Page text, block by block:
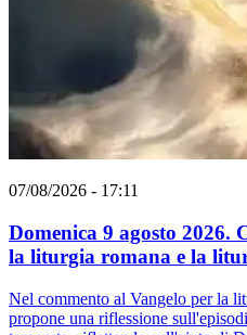
07/08/2026 - 17:11
Domenica 9 agosto 2026.
la liturgia romana e la
Nel commento al Vangelo per la
propone una riflessione